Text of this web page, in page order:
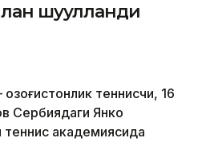
шуғулланди
теннисчи, 16
Сербиядаги Янко
теннис академиясида